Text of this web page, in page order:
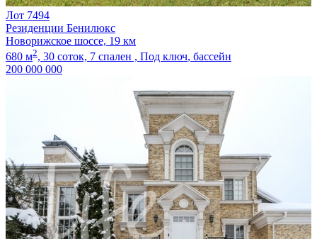
Лот 7494
Резиденции Бенилюкс
Новорижское шоссе, 19 км
680 м2, 30 соток, 7 спален , Под ключ, бассейн
200 000 000